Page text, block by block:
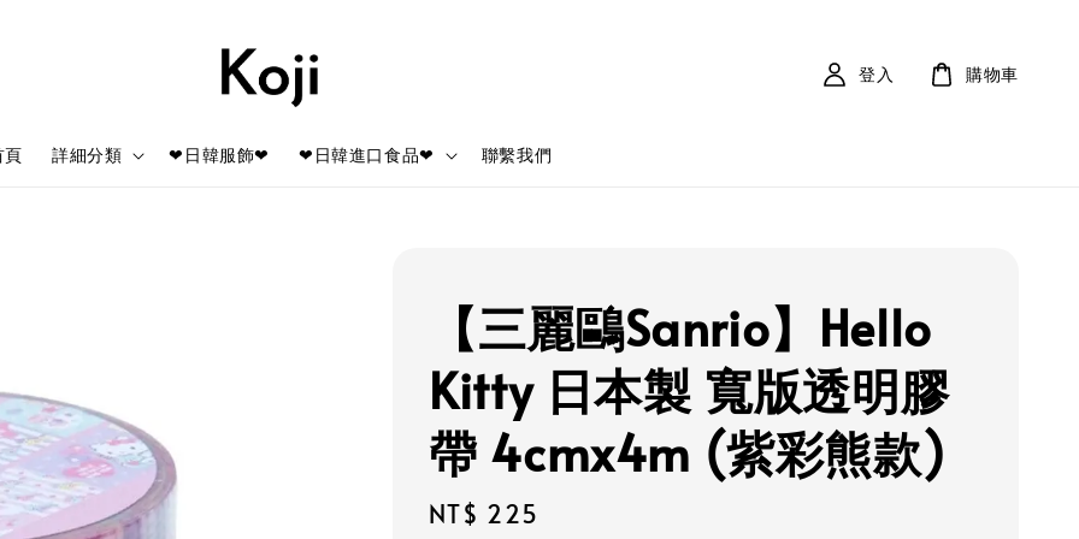
頁 詳細分類 ❤日韓服飾❤ ❤日韓進口食品❤ 聯繫我們
登入 購物車
【三麗鷗Sanrio】Hello
Kitty 日本製 寬版透明膠
帶 4cmx4m (紫彩熊款)
Regular
NT$ 225